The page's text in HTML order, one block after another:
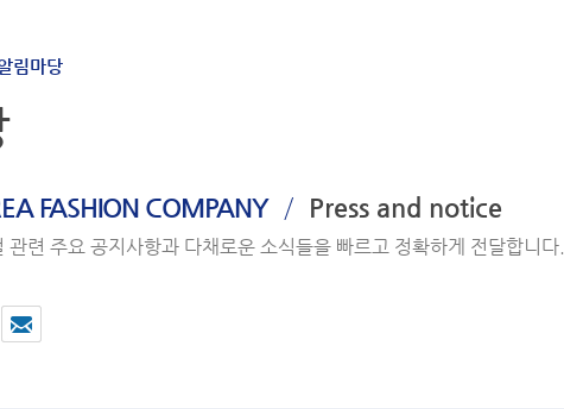
림마당
FASHION COMPANY / Press and notice
관련 주요 공지사항과 다채로운 소식들을 빠르고 정확하게 전달합니다.